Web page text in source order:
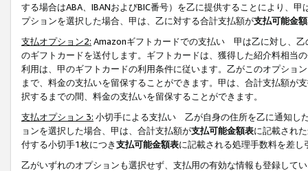
する場合はABA、IBANおよびBIC番号）を乙に提供することにより、
プションを選択した場合、甲は、乙に対する合計支払額が支払可能金
支払オプション2: Amazonギフトカードでの支払い 甲は乙に対し、乙
のギフトカードを送付します。ギフトカードは、獲得した紹介料相当
利用は、甲のギフトカードの利用条件に従います。乙がこのオプショ
まで、料金の支払いを留保することができます。甲は、合計支払額が
択するまでの間、料金の支払いを留保することができます。
支払オプション 3: 小切手による支払い 乙が自身の住所を乙に通知し
ョンを選択した場合、甲は、合計支払額が支払可能金額表に記載され
付する小切手1枚につき支払可能金額表に記載される処理手数料を差し
乙がいずれのオプションも選択せず、支払用の有効な情報も登録して